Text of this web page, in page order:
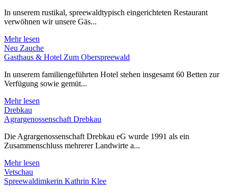
In unserem rustikal, spreewaldtypisch eingerichteten Restaurant
verwöhnen wir unsere Gäs...
Mehr lesen
Neu Zauche
Gasthaus & Hotel Zum Oberspreewald
In unserem familiengeführten Hotel stehen insgesamt 60 Betten zur
Verfügung sowie gemüt...
Mehr lesen
Drebkau
Agrargenossenschaft Drebkau
Die Agrargenossenschaft Drebkau eG wurde 1991 als ein
Zusammenschluss mehrerer Landwirte a...
Mehr lesen
Vetschau
Spreewaldimkerin Kathrin Klee